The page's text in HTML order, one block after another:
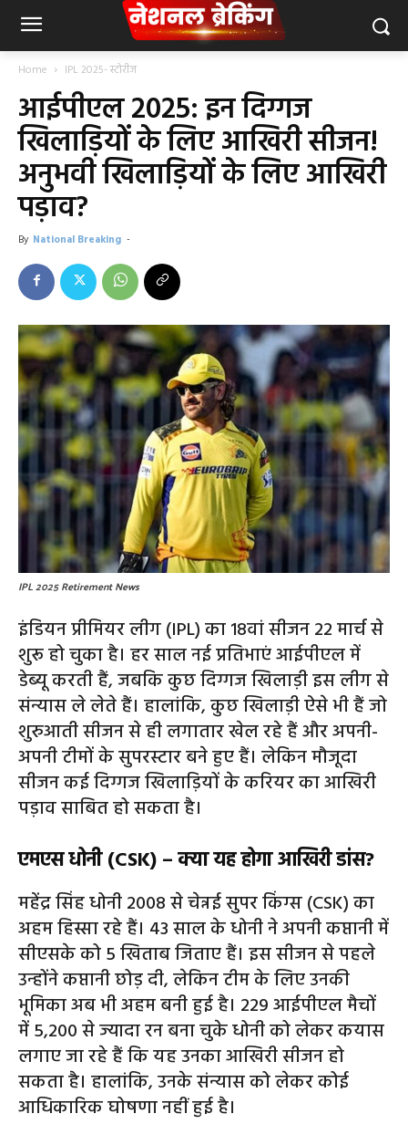
Home IPL 2025- स्टोरीज
आईपीएल 2025: इन दिग्गज
खिलाड़ियों के लिए आखिरी सीजन!
अनुभवी खिलाड़ियों के लिए आखिरी
पड़ाव?
By National Breaking -
IPL 2025 Retirement News
इंडियन प्रीमियर लीग (IPL) का 18वां सीजन 22 मार्च से
शुरू हो चुका है। हर साल नई प्रतिभाएं आईपीएल में
डेब्यू करती हैं, जबकि कुछ दिग्गज खिलाड़ी इस लीग से
संन्यास ले लेते हैं। हालांकि, कुछ खिलाड़ी ऐसे भी हैं जो
शुरुआती सीजन से ही लगातार खेल रहे हैं और अपनी-
अपनी टीमों के सुपरस्टार बने हुए हैं। लेकिन मौजूदा
सीजन कई दिग्गज खिलाड़ियों के करियर का आखिरी
पड़ाव साबित हो सकता है।
एमएस धोनी (CSK) – क्या यह होगा आखिरी डांस?
महेंद्र सिंह धोनी 2008 से चेन्नई सुपर किंग्स (CSK) का
अहम हिस्सा रहे हैं। 43 साल के धोनी ने अपनी कप्तानी में
सीएसके को 5 खिताब जिताए हैं। इस सीजन से पहले
उन्होंने कप्तानी छोड़ दी, लेकिन टीम के लिए उनकी
भूमिका अब भी अहम बनी हुई है। 229 आईपीएल मैचों
में 5,200 से ज्यादा रन बना चुके धोनी को लेकर कयास
लगाए जा रहे हैं कि यह उनका आखिरी सीजन हो
सकता है। हालांकि, उनके संन्यास को लेकर कोई
आधिकारिक घोषणा नहीं हुई है।